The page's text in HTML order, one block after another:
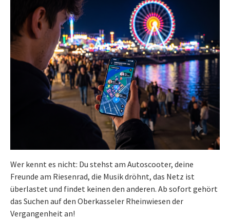
Wer kennt es nicht: Du stehst am Autoscooter, deine
Freunde am Riesenrad, die Musik dröhnt, das Netz ist
überlastet und findet keinen den anderen. Ab sofort gehört
das Suchen auf den Oberkasseler Rheinwiesen der
Vergangenheit an!